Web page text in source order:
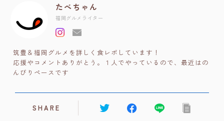
たべちゃん
福岡グルメライター
筑豊＆福岡グルメを詳しく食レポしています！
応援やコメントありがとう。１人でやっているので、最近はの
んびりペースです
SHARE